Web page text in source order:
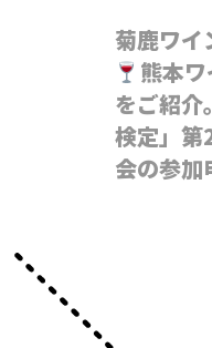
菊鹿ワイ
熊本
をご紹介
検定」第
会の参加